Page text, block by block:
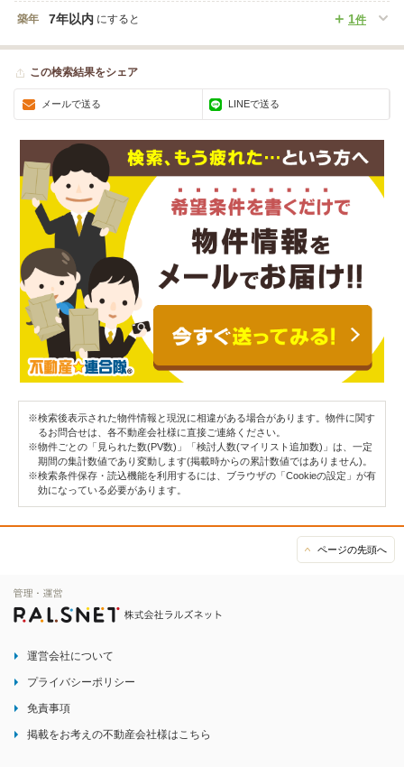
築年 1件
7年以内 にすると
この検索結果をシェア
メールで送る LINEで送る
※検索後表示された物件情報と現況に相違がある場合があります。物件に関す
るお問合せは、各不動産会社様に直接ご連絡ください。
※物件ごとの「見られた数(PV数)」「検討人数(マイリスト追加数)」は、一定
期間の集計数値であり変動します(掲載時からの累計数値ではありません)。
※検索条件保存・読込機能を利用するには、ブラウザの「Cookieの設定」が有
効になっている必要があります。
ページの先頭へ
運営会社について
プライバシーポリシー
免責事項
掲載をお考えの不動産会社様はこちら